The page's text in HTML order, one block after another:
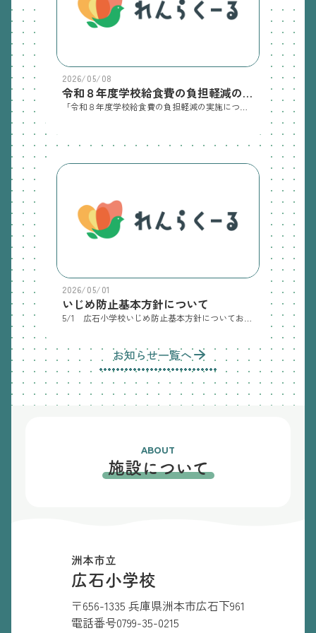
2026/05/08
令和８年度学校給食費の負担軽減の実施について
「令和８年度学校給食費の負担軽減の実施について」洲本市教育委員会よりお知らせがきております。添付資料をご覧ください。
2026/05/01
いじめ防止基本方針について
お知らせ一覧へ
ABOUT
施設について
洲本市立
広石小学校
〒656-1335 兵庫県洲本市広石下961
電話番号0799-35-0215